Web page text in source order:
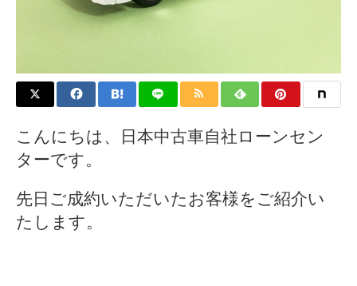
こんにちは、日本中古車自社ローンセン
ターです。
先日ご成約いただいたお客様をご紹介い
たします。